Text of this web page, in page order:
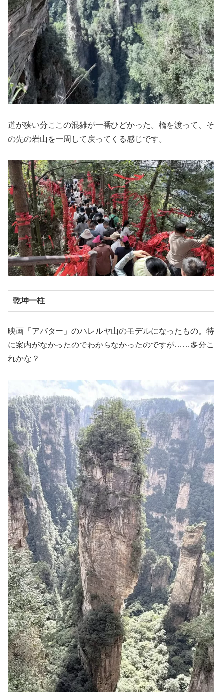
道が狭い分ここの混雑が一番ひどかった。橋を渡って、そ
の先の岩山を一周して戻ってくる感じです。
乾坤一柱
映画「アバター」のハレルヤ山のモデルになったもの。特
に案内がなかったのでわからなかったのですが……多分こ
れかな？